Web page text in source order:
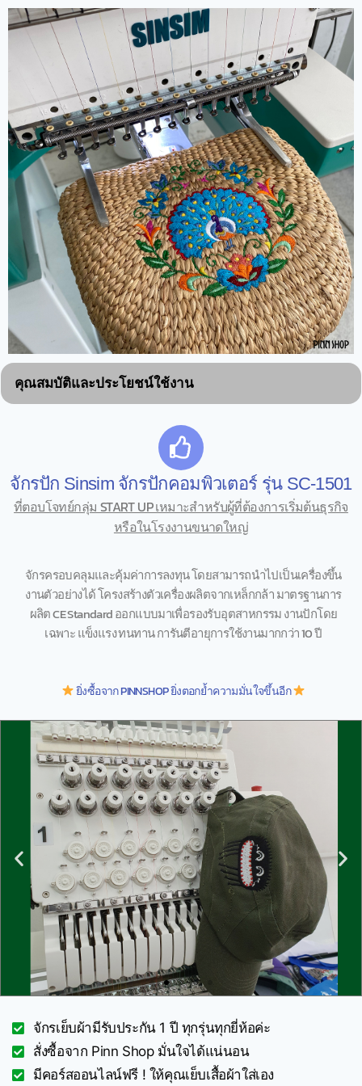
คุณสมบัติและประโยชน์ใช้งาน
จักรปัก Sinsim จักรปักคอมพิวเตอร์ รุ่น SC-1501
ที่ตอบโจทย์กลุ่ม START UP เหมาะสำหรับผู้ที่ต้องการเริ่มต้นธุรกิจ
หรือในโรงงานขนาดใหญ่
จักรครอบคลุมและคุ้มค่าการลงทุน โดยสามารถนำไปเป็นเครื่องขึ้น
งานตัวอย่างได้ โครงสร้างตัวเครื่องผลิตจากเหล็กกล้า มาตรฐานการ
ผลิต CE Standard ออกแบบมาเพื่อรองรับอุตสาหกรรม งานปักโดย
เฉพาะ แข็งแรง ทนทาน การันตีอายุการใช้งานมากกว่า 10 ปี
ยิ่งซื้อจาก PINNSHOP ยิ่งตอกย้ำความมั่นใจขึ้นอีก
จักรเย็บผ้ามีรับประกัน 1 ปี ทุกรุ่นทุกยี่ห้อค่ะ
สั่งซื้อจาก Pinn Shop มั่นใจได้แน่นอน
มีคอร์สออนไลน์ฟรี ! ให้คุณเย็บเสื้อผ้าใส่เอง